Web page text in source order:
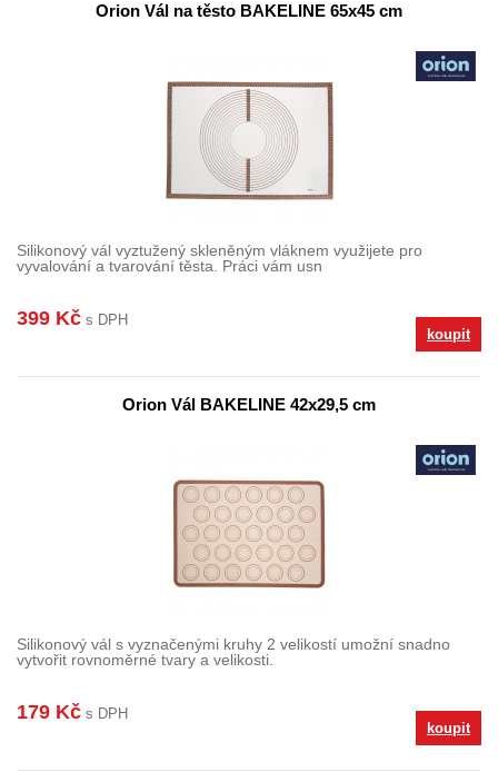
Orion Vál na těsto BAKELINE 65x45 cm
Silikonový vál vyztužený skleněným vláknem využijete pro
vyvalování a tvarování těsta. Práci vám usn
399 Kč s DPH
koupit
Orion Vál BAKELINE 42x29,5 cm
Silikonový vál s vyznačenými kruhy 2 velikostí umožní snadno
vytvořit rovnoměrné tvary a velikosti.
179 Kč s DPH
koupit